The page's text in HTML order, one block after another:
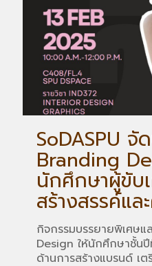
SoDASPU จั
Branding
นักศึกษาผู้ขับ
สร้างสรรค์แ
กิจกรรมบรรยายพิเศษแ
Design ให้นักศึกษาชั้น
ด้านการสร้างแบรนด์ เ